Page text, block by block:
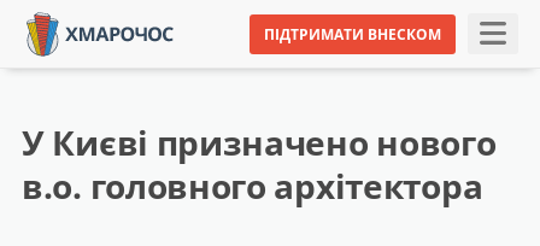
ПІДТРИМАТИ ВНЕСКОМ
У Києві призначено нового
в.о. головного архітектора